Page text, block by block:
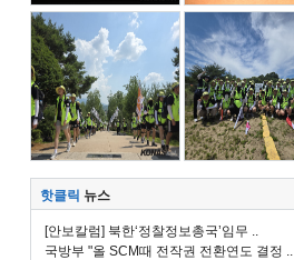
핫클릭 뉴스
[안보칼럼] 북한‘정찰정보총국’임무 ..
국방부 "올 SCM때 전작권 전환연도 결정 ..